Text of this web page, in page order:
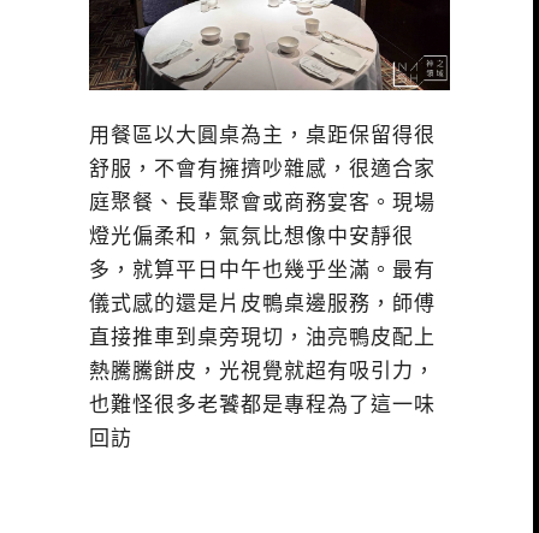
用餐區以大圓桌為主，桌距保留得很
舒服，不會有擁擠吵雜感，很適合家
庭聚餐、長輩聚會或商務宴客。現場
燈光偏柔和，氣氛比想像中安靜很
多，就算平日中午也幾乎坐滿。最有
儀式感的還是片皮鴨桌邊服務，師傅
直接推車到桌旁現切，油亮鴨皮配上
熱騰騰餅皮，光視覺就超有吸引力，
也難怪很多老饕都是專程為了這一味
回訪